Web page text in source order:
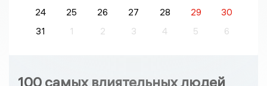
24 25 26 27 28 29
30
31
1 2 3 4 5 6
100 самых влиятельных людей